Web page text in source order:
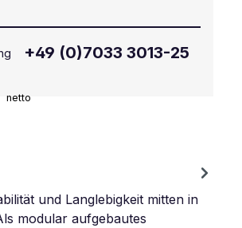
netto
+49 (0)7033 3013-25
und Langlebigkeit mitten in
modular aufgebautes